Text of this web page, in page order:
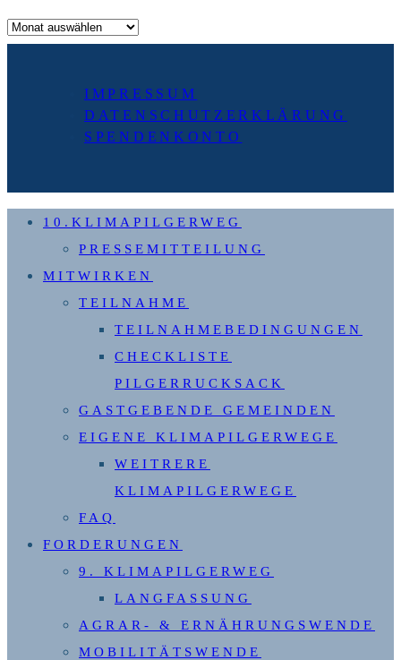
Archiv
IMPRESSUM
DATENSCHUTZERKLÄRUNG
SPENDENKONTO
10.KLIMAPILGERWEG
PRESSEMITTEILUNG
MITWIRKEN
TEILNAHME
TEILNAHMEBEDINGUNGEN
CHECKLISTE
PILGERRUCKSACK
GASTGEBENDE GEMEINDEN
EIGENE KLIMAPILGERWEGE
WEITRERE
KLIMAPILGERWEGE
FAQ
FORDERUNGEN
9. KLIMAPILGERWEG
LANGFASSUNG
AGRAR- & ERNÄHRUNGSWENDE
MOBILITÄTSWENDE